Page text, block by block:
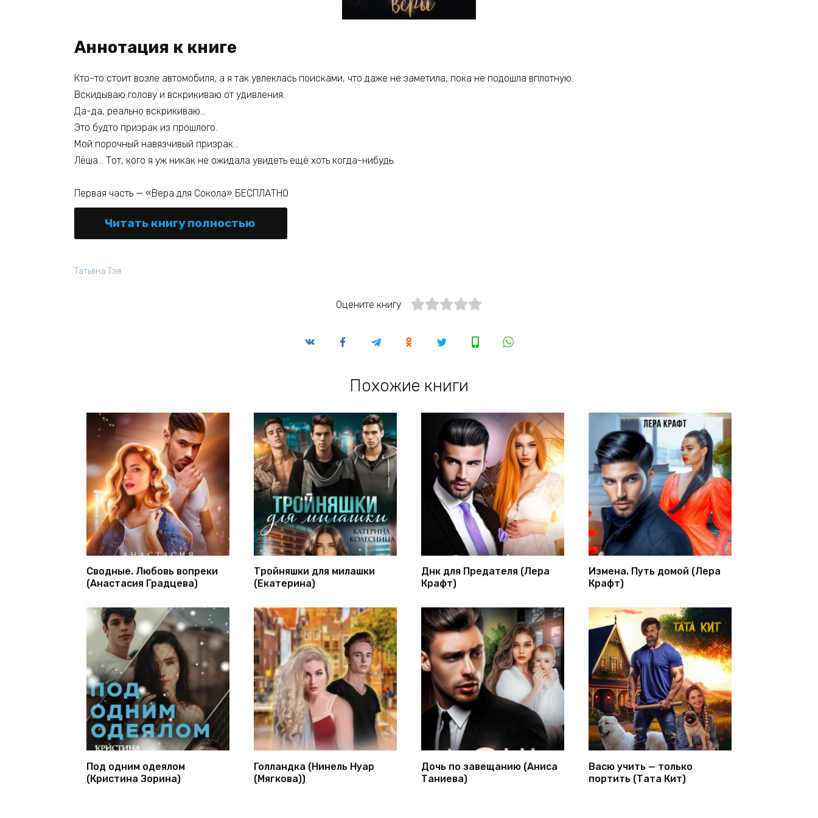
Аннотация к книге
Кто-то стоит возле автомобиля, а я так увлеклась поисками, что даже не заметила, пока не подошла вплотную.
Вскидываю голову и вскрикиваю от удивления.
Да-да, реально вскрикиваю…
Это будто призрак из прошлого.
Мой порочный навязчивый призрак…
Лёша… Тот, кого я уж никак не ожидала увидеть ещё хоть когда-нибудь.
Первая часть — «Вера для Сокола» БЕСПЛАТНО
Читать книгу полностью
Татьяна Тэя
Оцените книгу
Похожие книги
Сводные. Любовь вопреки
(Анастасия Градцева)
Тройняшки для милашки
(Екатерина)
Днк для Предателя (Лера
Крафт)
Измена. Путь домой (Лера
Крафт)
Под одним одеялом
(Кристина Зорина)
Голландка (Нинель Нуар
(Мягкова))
Дочь по завещанию (Аниса
Таниева)
Васю учить — только
портить (Тата Кит)